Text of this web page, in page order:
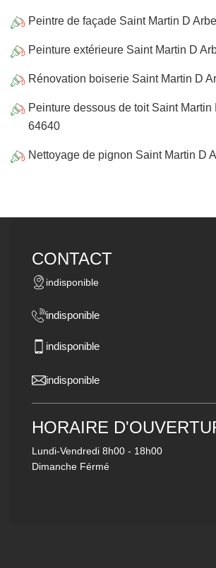
Peintre de façade Saint Martin D
Peinture extérieure Saint Martin D
Rénovation boiserie Saint Martin D
Peinture dessous de toit Saint Martin
64640
Nettoyage de pignon Saint Martin D
CONTACT
indisponible
indisponible
indisponible
indisponible
HORAIRE
Lundi-Vendredi 8h00 - 18h00
Dimanche Férmé